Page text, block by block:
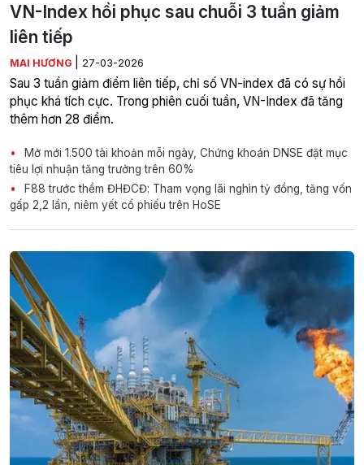
VN-Index hồi phục sau chuỗi 3 tuần giảm
liên tiếp
MAI HƯƠNG 27-03-2026
Sau 3 tuần giảm điểm liên tiếp, chỉ số VN-index đã có sự hồi
phục khá tích cực. Trong phiên cuối tuần, VN-Index đã tăng
thêm hơn 28 điểm.
Mở mới 1.500 tài khoản mỗi ngày, Chứng khoán DNSE đặt mục
tiêu lợi nhuận tăng trưởng trên 60%
F88 trước thềm ĐHĐCĐ: Tham vọng lãi nghìn tỷ đồng, tăng vốn
gấp 2,2 lần, niêm yết cổ phiếu trên HoSE